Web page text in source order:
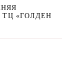
«ГОЛДЕН